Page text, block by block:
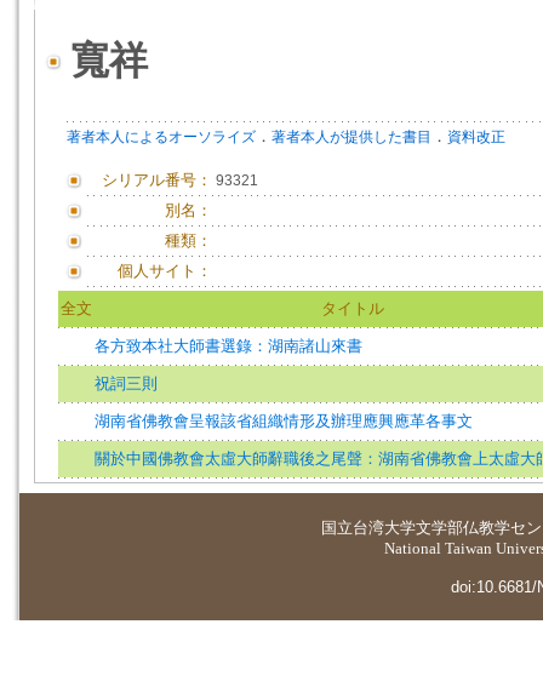
寬祥
著者本人によるオーソライズ ． 著者本人が提供した書目 ． 資料改正
シリアル番号： 93321
別名：
種類：
個人サイト：
全文 タイトル
各方致本社大師書選錄：湖南諸山來書
祝詞三則
湖南省佛教會呈報該省組織情形及辦理應興應革各事文
關於中國佛教會太虛大師辭職後之尾聲：湖南省佛教會上太虛大
国立台湾大学文学部仏教学セ
National Taiwan
doi:10.6681/